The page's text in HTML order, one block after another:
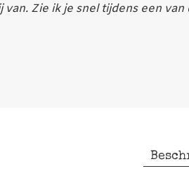
van. Zie ik je snel tijdens een